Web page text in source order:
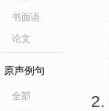
书面语
论文
原声例句
全部